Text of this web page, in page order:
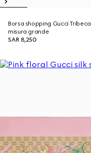
Borsa shopping Gucci Tribeca
misura grande
SAR 8,250